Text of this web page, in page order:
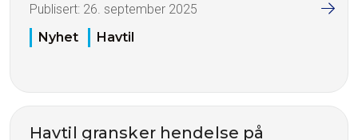
Publisert: 26. september 2025
Nyhet
Havtil
Havtil gransker hendelse på